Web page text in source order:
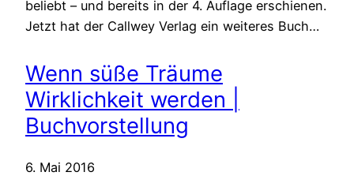
beliebt – und bereits in der 4. Auflage erschienen.
Jetzt hat der Callwey Verlag ein weiteres Buch…
Wenn süße Träume
Wirklichkeit werden |
Buchvorstellung
6. Mai 2016